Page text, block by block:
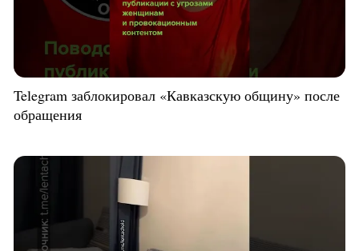
Telegram заблокировал «Кавказскую общину» после
обращения